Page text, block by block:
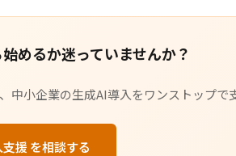
めるか迷っていませんか？
小企業の生成AI導入をワンストップで
援 を相談する